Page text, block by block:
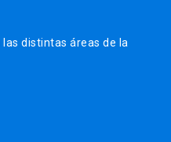
distintas áreas de la